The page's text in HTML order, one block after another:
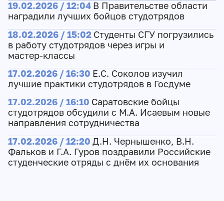
19.02.2026 / 12:04 В Правительстве области
наградили лучших бойцов студотрядов
18.02.2026 / 15:02 Студенты СГУ погрузились
в работу студотрядов через игры и
мастер‑классы
17.02.2026 / 16:30 Е.С. Соколов изучил
лучшие практики студотрядов в Госдуме
17.02.2026 / 16:10 Саратовские бойцы
студотрядов обсудили с М.А. Исаевым новые
направления сотрудничества
17.02.2026 / 12:20 Д.Н. Чернышенко, В.Н.
Фальков и Г.А. Гуров поздравили Российские
студенческие отряды с днём их основания